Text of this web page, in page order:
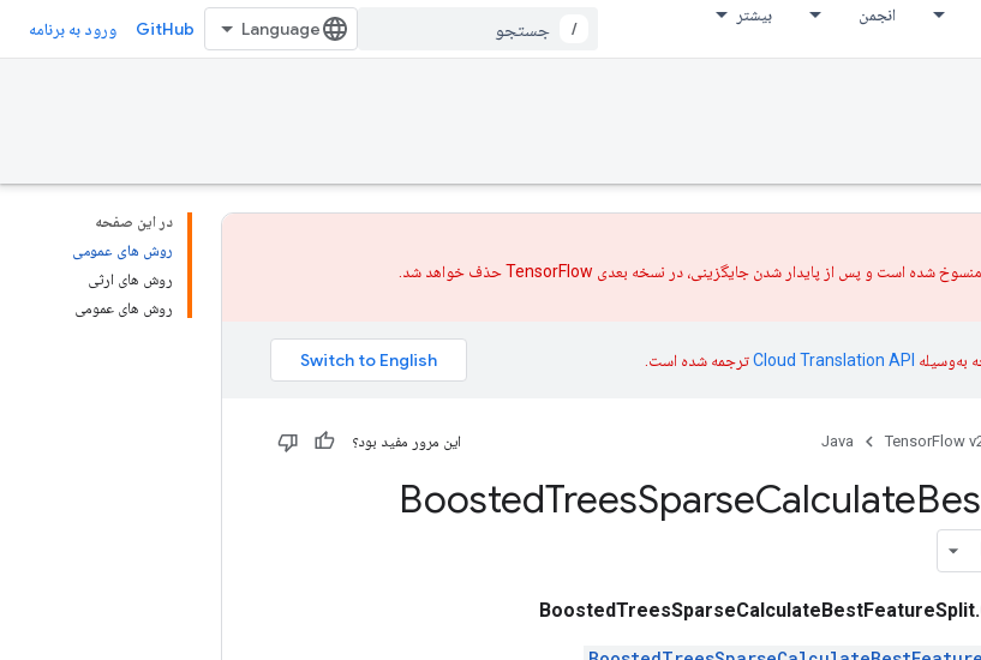
انجمن بیشتر
/
GitHub ورود به برنامه
در این صفحه
روش های عمومی
روش های ارثی
روش های عمومی
جایگزینی، در نسخه بعدی TensorFlow حذف خواهد شد.
به‌وسیله ترجمه شده است.
TensorFlow
Java این مرور مفید بود؟
BoostedTreesSparseCalculate